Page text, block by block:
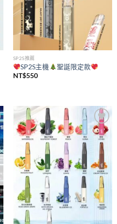
SP2S推薦
SP2S主機
聖誕限定款
NT$550
Add to
wishlist